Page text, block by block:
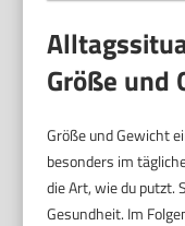
Größe und
Größe und Gewicht
besonders im
die Art, wie du putzt.
Gesundheit. Im